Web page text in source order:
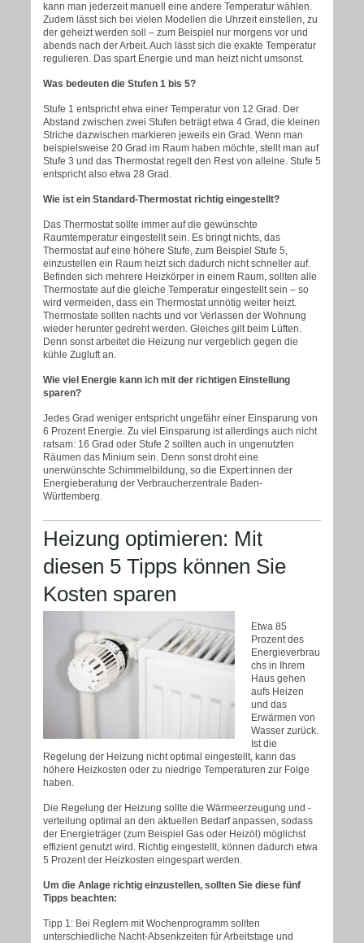
kann man jederzeit manuell eine andere Temperatur wählen.
Zudem lässt sich bei vielen Modellen die Uhrzeit einstellen, zu
der geheizt werden soll – zum Beispiel nur morgens vor und
abends nach der Arbeit. Auch lässt sich die exakte Temperatur
regulieren. Das spart Energie und man heizt nicht umsonst.
Was bedeuten die Stufen 1 bis 5?
Stufe 1 entspricht etwa einer Temperatur von 12 Grad. Der
Abstand zwischen zwei Stufen beträgt etwa 4 Grad, die kleinen
Striche dazwischen markieren jeweils ein Grad. Wenn man
beispielsweise 20 Grad im Raum haben möchte, stellt man auf
Stufe 3 und das Thermostat regelt den Rest von alleine. Stufe 5
entspricht also etwa 28 Grad.
Wie ist ein Standard-Thermostat richtig eingestellt?
Das Thermostat sollte immer auf die gewünschte
Raumtemperatur eingestellt sein. Es bringt nichts, das
Thermostat auf eine höhere Stufe, zum Beispiel Stufe 5,
einzustellen ein Raum heizt sich dadurch nicht schneller auf.
Befinden sich mehrere Heizkörper in einem Raum, sollten alle
Thermostate auf die gleiche Temperatur eingestellt sein – so
wird vermeiden, dass ein Thermostat unnötig weiter heizt.
Thermostate sollten nachts und vor Verlassen der Wohnung
wieder herunter gedreht werden. Gleiches gilt beim Lüften.
Denn sonst arbeitet die Heizung nur vergeblich gegen die
kühle Zugluft an.
Wie viel Energie kann ich mit der richtigen Einstellung
sparen?
Jedes Grad weniger entspricht ungefähr einer Einsparung von
6 Prozent Energie. Zu viel Einsparung ist allerdings auch nicht
ratsam: 16 Grad oder Stufe 2 sollten auch in ungenutzten
Räumen das Minium sein. Denn sonst droht eine
unerwünschte Schimmelbildung, so die Expert:innen der
Energieberatung der Verbraucherzentrale Baden-
Württemberg.
Heizung optimieren: Mit
diesen 5 Tipps können Sie
Kosten sparen
Etwa 85
Prozent des
Energieverbrau
chs in Ihrem
Haus gehen
aufs Heizen
und das
Erwärmen von
Wasser zurück.
Ist die
Regelung der Heizung nicht optimal eingestellt, kann das
höhere Heizkosten oder zu niedrige Temperaturen zur Folge
haben.
Die Regelung der Heizung sollte die Wärmeerzeugung und -
verteilung optimal an den aktuellen Bedarf anpassen, sodass
der Energieträger (zum Beispiel Gas oder Heizöl) möglichst
effizient genutzt wird. Richtig eingestellt, können dadurch etwa
5 Prozent der Heizkosten eingespart werden.
Um die Anlage richtig einzustellen, sollten Sie diese fünf
Tipps beachten:
Tipp 1: Bei Reglern mit Wochenprogramm sollten
unterschiedliche Nacht-Absenkzeiten für Arbeitstage und